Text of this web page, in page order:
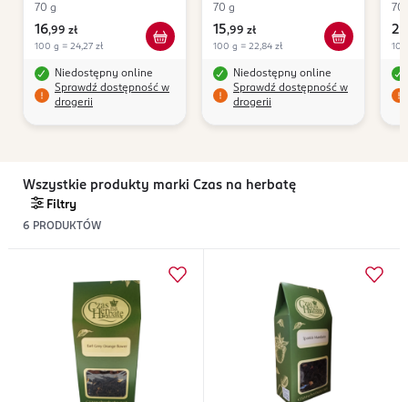
70 g
16,99 zł
100 g = 24,27 zł
Niedostępny online
Sprawdź dostępność w
drogerii
70 g
15,99 zł
100 g = 22,84 zł
Niedostępny online
Sprawdź dostępność w
drogerii
70
24
Wszystkie produkty marki Czas na herbatę
Filtry
6 PRODUKTÓW